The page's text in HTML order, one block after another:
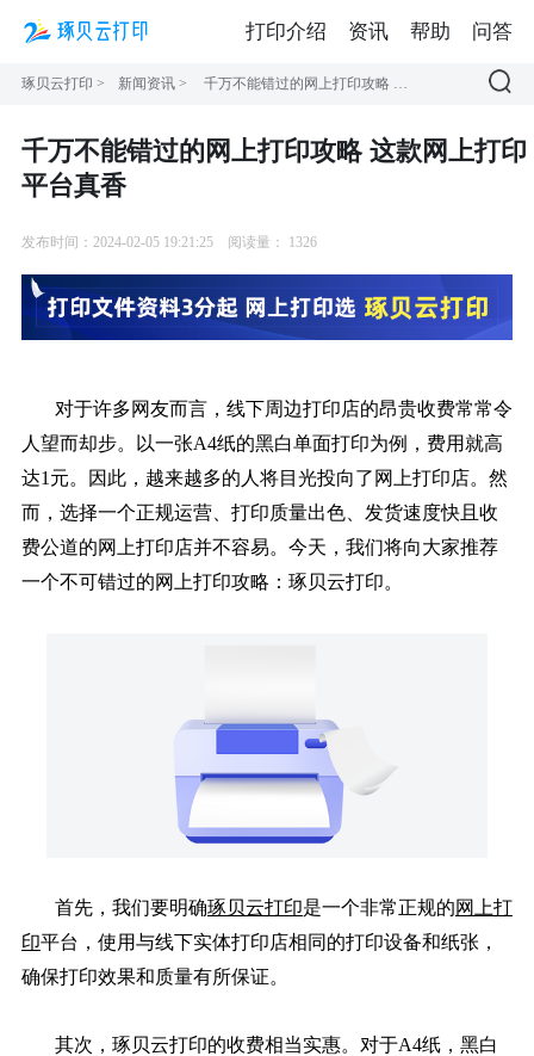
琢贝云打印 > 新闻资讯 >
千万不能错过的网上打印攻略 这款网上打印
平台真香
发布时间：2024-02-05 19:21:25 阅读量： 1326
对于许多网友而言，线下周边打印店的昂贵收费常常令
人望而却步。以一张A4纸的黑白单面打印为例，费用就高
达1元。因此，越来越多的人将目光投向了网上打印店。然
而，选择一个正规运营、打印质量出色、发货速度快且收
费公道的网上打印店并不容易。今天，我们将向大家推荐
一个不可错过的网上打印攻略：琢贝云打印。
首先，我们要明确琢贝云打印是一个非常正规的网上打
印平台，使用与线下实体打印店相同的打印设备和纸张，
确保打印效果和质量有所保证。
其次，琢贝云打印的收费相当实惠。对于A4纸，黑白
打印介绍 资讯 帮助 问答